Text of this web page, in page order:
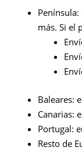
Península:
más. Si el
Baleares:
Canarias:
Portugal:
Resto de